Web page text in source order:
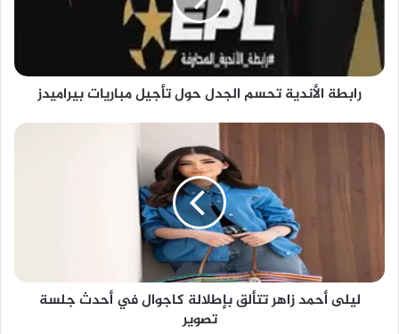
تأجيل
مباريات
بيراميدز
رابطة الأندية تحسم الجدل حول تأجيل مباريات بيراميدز
ليلى
جلسة
تصويرليلى أحمد زاهر تتألق بإطلالة كاجوال في أحدث جلسة
تصوير